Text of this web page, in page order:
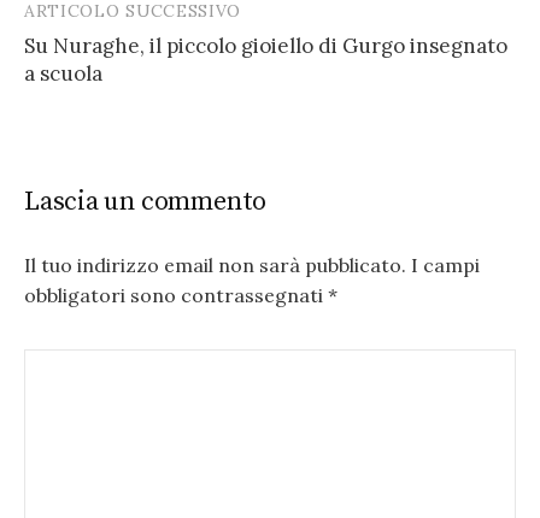
ARTICOLO SUCCESSIVO
Su Nuraghe, il piccolo gioiello di Gurgo insegnato
a scuola
Lascia un commento
Il tuo indirizzo email non sarà pubblicato. I campi
obbligatori sono contrassegnati *